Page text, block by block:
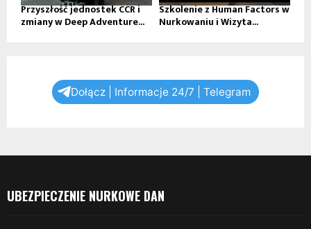
Przyszłość jednostek CCR i
zmiany w Deep Adventure...
Szkolenie z Human Factors w
Nurkowaniu i Wizyta...
Dołącz | Informacje 24/7 | Telegram
UBEZPIECZENIE NURKOWE DAN